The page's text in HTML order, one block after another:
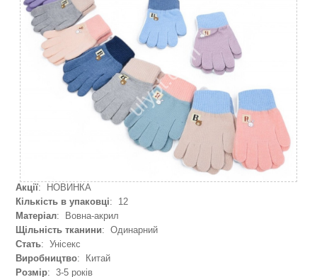
Акції: НОВИНКА
Кількість в упаковці: 12
Матеріал: Вовна-акрил
Щільність тканини: Одинарний
Стать: Унісекс
Виробництво: Китай
Розмір: 3-5 років